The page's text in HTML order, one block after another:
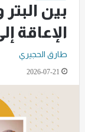
بين
الإعاقة
طارق الحجيري
2026-07-21